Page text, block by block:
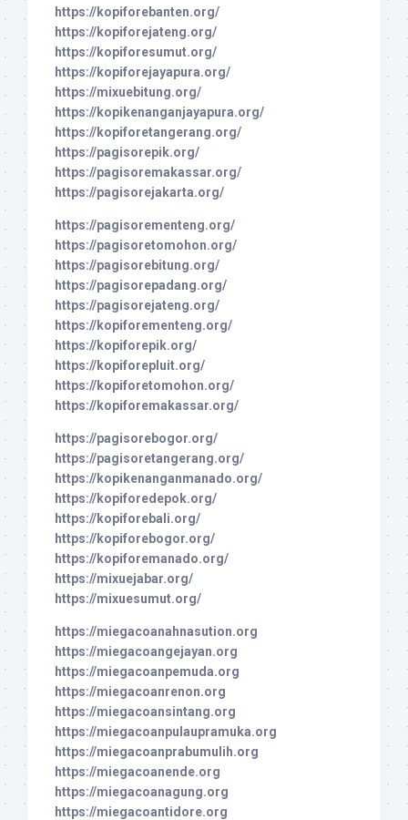
https://kopiforebanten.org/
https://kopiforejateng.org/
https://kopiforesumut.org/
https://kopiforejayapura.org/
https://mixuebitung.org/
https://kopikenanganjayapura.org/
https://kopiforetangerang.org/
https://pagisorepik.org/
https://pagisoremakassar.org/
https://pagisorejakarta.org/
https://pagisorementeng.org/
https://pagisoretomohon.org/
https://pagisorebitung.org/
https://pagisorepadang.org/
https://pagisorejateng.org/
https://kopiforementeng.org/
https://kopiforepik.org/
https://kopiforepluit.org/
https://kopiforetomohon.org/
https://kopiforemakassar.org/
https://pagisorebogor.org/
https://pagisoretangerang.org/
https://kopikenanganmanado.org/
https://kopiforedepok.org/
https://kopiforebali.org/
https://kopiforebogor.org/
https://kopiforemanado.org/
https://mixuejabar.org/
https://mixuesumut.org/
https://miegacoanahnasution.org
https://miegacoangejayan.org
https://miegacoanpemuda.org
https://miegacoanrenon.org
https://miegacoansintang.org
https://miegacoanpulaupramuka.org
https://miegacoanprabumulih.org
https://miegacoanende.org
https://miegacoanagung.org
https://miegacoantidore.org